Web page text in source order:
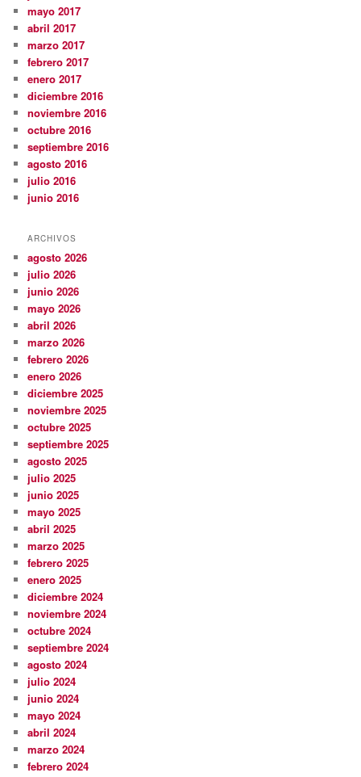
mayo 2017
abril 2017
marzo 2017
febrero 2017
enero 2017
diciembre 2016
noviembre 2016
octubre 2016
septiembre 2016
agosto 2016
julio 2016
junio 2016
ARCHIVOS
agosto 2026
julio 2026
junio 2026
mayo 2026
abril 2026
marzo 2026
febrero 2026
enero 2026
diciembre 2025
noviembre 2025
octubre 2025
septiembre 2025
agosto 2025
julio 2025
junio 2025
mayo 2025
abril 2025
marzo 2025
febrero 2025
enero 2025
diciembre 2024
noviembre 2024
octubre 2024
septiembre 2024
agosto 2024
julio 2024
junio 2024
mayo 2024
abril 2024
marzo 2024
febrero 2024